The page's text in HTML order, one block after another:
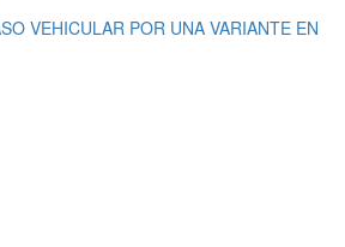
VEHICULAR POR UNA VARIANTE EN